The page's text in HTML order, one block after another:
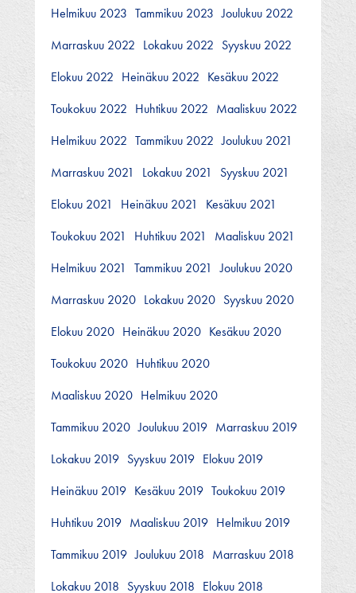
Helmikuu 2023 Tammikuu 2023 Joulukuu 2022
Marraskuu 2022 Lokakuu 2022 Syyskuu 2022
Elokuu 2022 Heinäkuu 2022 Kesäkuu 2022
Toukokuu 2022 Huhtikuu 2022 Maaliskuu 2022
Helmikuu 2022 Tammikuu 2022 Joulukuu 2021
Marraskuu 2021
Lokakuu 2021
Syyskuu 2021
Elokuu 2021
Heinäkuu 2021
Kesäkuu 2021
Toukokuu 2021
Huhtikuu 2021
Maaliskuu 2021
Helmikuu 2021
Tammikuu 2021
Joulukuu 2020
Marraskuu 2020 Lokakuu 2020 Syyskuu 2020
Elokuu 2020 Heinäkuu 2020 Kesäkuu 2020
Toukokuu 2020 Huhtikuu 2020
Maaliskuu 2020 Helmikuu 2020
Tammikuu 2020 Joulukuu 2019 Marraskuu 2019
Lokakuu 2019 Syyskuu 2019 Elokuu 2019
Heinäkuu 2019 Kesäkuu 2019 Toukokuu 2019
Huhtikuu 2019 Maaliskuu 2019 Helmikuu 2019
Tammikuu 2019 Joulukuu 2018 Marraskuu 2018
Lokakuu 2018 Syyskuu 2018 Elokuu 2018